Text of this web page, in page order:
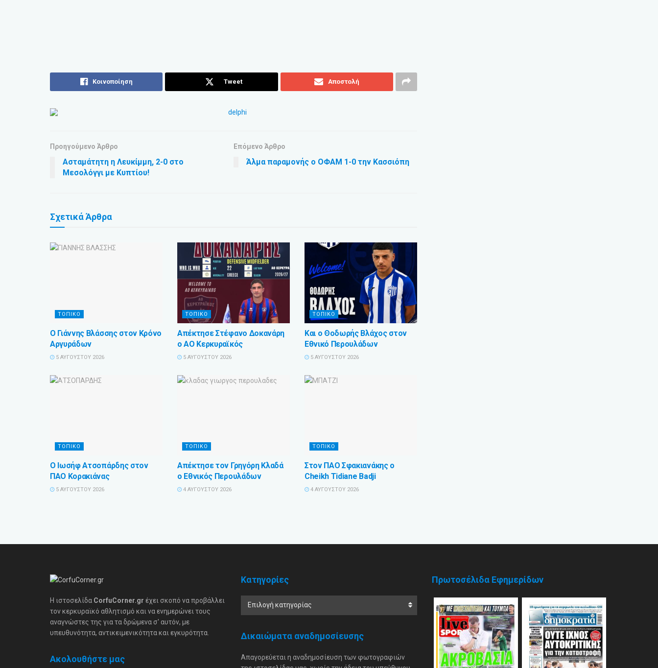
Κοινοποίηση Tweet Αποστολή
Προηγούμενο Άρθρο
Ασταμάτητη η Λευκίμμη, 2-0 στο
Μεσολόγγι με Κυπτίου!
Επόμενο Άρθρο
Άλμα παραμονής ο ΟΦΑΜ 1-0 την Κασσιόπη
ΣχετικάΆρθρα
ΤΟΠΙΚΟ
Ο Γιάννης Βλάσσης στον Κρόνο
Αργυράδων
5 ΑΥΓΟΎΣΤΟΥ 2026
ΤΟΠΙΚΟ
Απέκτησε Στέφανο Δοκανάρη
ο ΑΟ Κερκυραϊκός
5 ΑΥΓΟΎΣΤΟΥ 2026
ΤΟΠΙΚΟ
Και ο Θοδωρής Βλάχος στον
Εθνικό Περουλάδων
5 ΑΥΓΟΎΣΤΟΥ 2026
ΤΟΠΙΚΟ
Ο Ιωσήφ Ατσοπάρδης στον
ΠΑΟ Κορακιάνας
5 ΑΥΓΟΎΣΤΟΥ 2026
ΤΟΠΙΚΟ
Απέκτησε τον Γρηγόρη Κλαδά
ο Εθνικός Περουλάδων
4 ΑΥΓΟΎΣΤΟΥ 2026
ΤΟΠΙΚΟ
Στον ΠΑΟ Σφακιανάκης ο
Cheikh Tidiane Badji
4 ΑΥΓΟΎΣΤΟΥ 2026
Η ιστοσελίδα CorfuCorner.gr έχει σκοπό να προβάλλει
τον κερκυραϊκό αθλητισμό και να ενημερώνει τους
αναγνώστες της για τα δρώμενα σ' αυτόν, με
υπευθυνότητα, αντικειμενικότητα και εγκυρότητα.
Ακολουθήστε μας
Κατηγορίες
Επιλογή κατηγορίας
Δικαιώματα αναδημοσίευσης
Απαγορεύεται η αναδημοσίευση των φωτογραφιών
Πρωτοσέλιδα Εφημερίδων